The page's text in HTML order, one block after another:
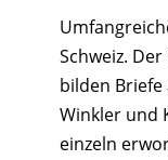
Schweiz.
bilden Briefe
Winkler und
einzeln